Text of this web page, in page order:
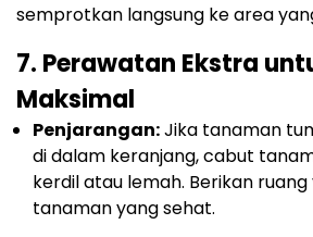
semprotkan langsung ke area
7. Perawatan Ekstra
Maksimal
Penjarangan:Jika tanaman
di dalam keranjang, cabut
kerdil atau lemah. Berikan
tanaman yang sehat.